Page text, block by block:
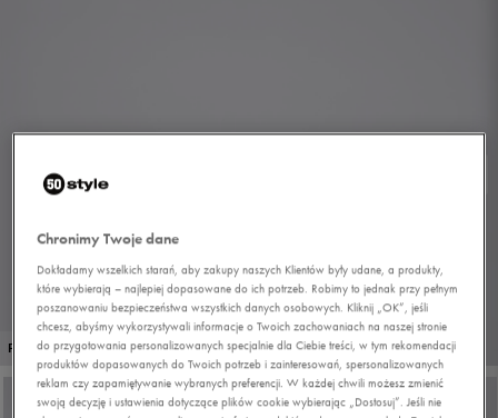
PROMO: DO -30% 1/7
Chronimy Twoje dane
Dokładamy wszelkich starań, aby zakupy naszych Klientów były udane, a produkty,
które wybierają – najlepiej dopasowane do ich potrzeb. Robimy to jednak przy pełnym
poszanowaniu bezpieczeństwa wszystkich danych osobowych. Kliknij „OK”, jeśli
chcesz, abyśmy wykorzystywali informacje o Twoich zachowaniach na naszej stronie
do przygotowania personalizowanych specjalnie dla Ciebie treści, w tym rekomendacji
produktów dopasowanych do Twoich potrzeb i zainteresowań, spersonalizowanych
reklam czy zapamiętywanie wybranych preferencji. W każdej chwili możesz zmienić
swoją decyzję i ustawienia dotyczące plików cookie wybierając „Dostosuj”. Jeśli nie